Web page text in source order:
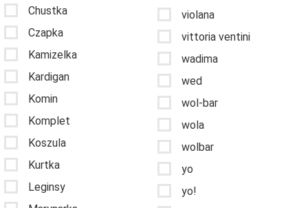
Chustka
Czapka
Kamizelka
Kardigan
Komin
Komplet
Koszula
Kurtka
Leginsy
violana
vittoria ventini
wadima
wed
wol-bar
wola
wolbar
yo
yo!